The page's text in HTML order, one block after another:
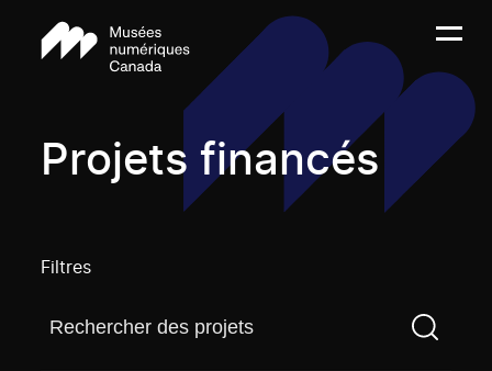
Projets financés
Filtres
Trouvez un projetVous devez saisir un terme de